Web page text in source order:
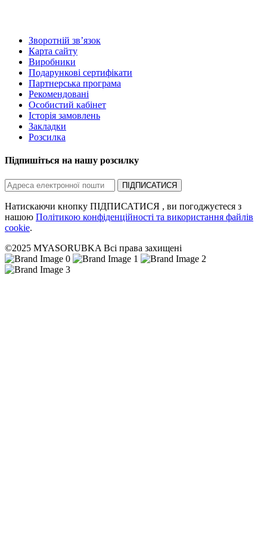
Зворотній зв’язок
Карта сайту
Виробники
Подарункові сертифікати
Партнерська програма
Рекомендовані
Особистий кабінет
Історія замовлень
Закладки
Розсилка
Підпишіться на нашу розсилку
ПІДПИСАТИСЯ
Натискаючи кнопку ПІДПИСАТИСЯ , ви погоджуєтеся з
нашою Політикою конфіденційності та використання файлів
cookie.
©2025 MYASORUBKA Всі права захищені